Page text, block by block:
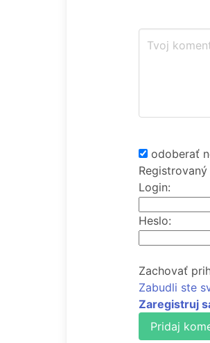
odoberať
Login:
Heslo:
Zachovať
Zabudli ste
Zaregistruj
Pridaj